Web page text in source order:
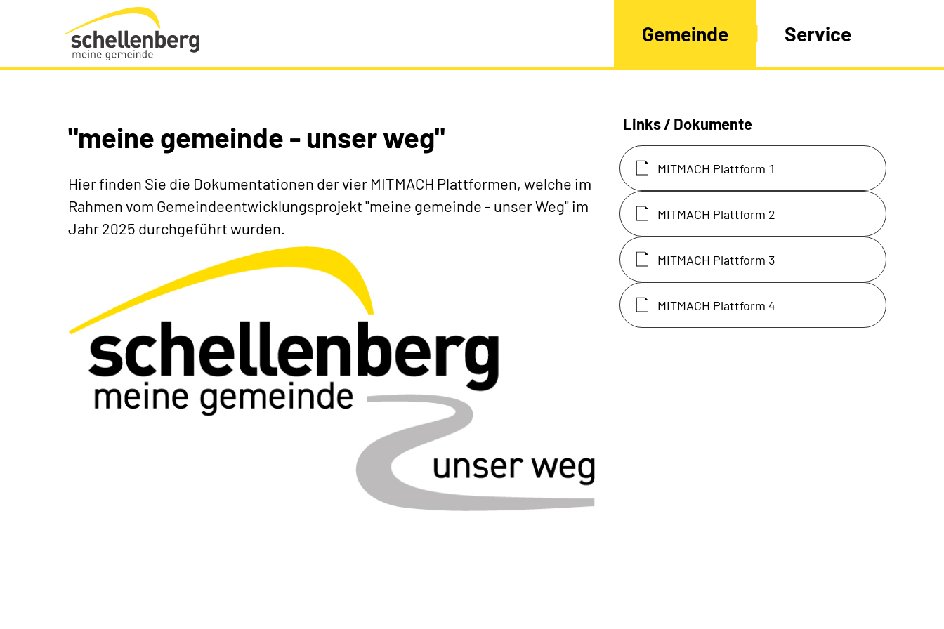
Gemeinde Schellenberg Startseite
Gemeinde Service
"meine gemeinde - unser weg"
Hier finden Sie die Dokumentationen der vier MITMACH Plattformen, welche im
Rahmen vom Gemeindeentwicklungsprojekt "meine gemeinde - unser Weg" im
Jahr 2025 durchgeführt wurden.
Links / Dokumente
MITMACH Plattform 1
MITMACH Plattform 2
MITMACH Plattform 3
MITMACH Plattform 4